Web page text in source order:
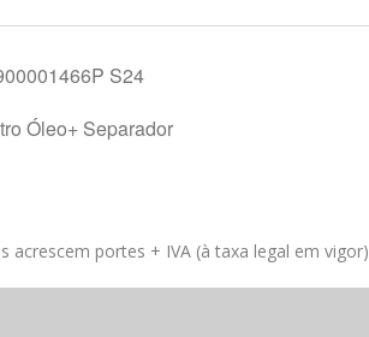
S24
Óleo+ Separador
acrescem portes + IVA (à taxa legal em vigor)